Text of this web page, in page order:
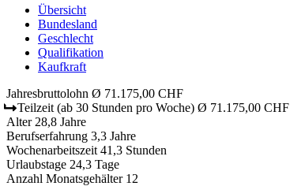
Übersicht
Bundesland
Geschlecht
Qualifikation
Kaufkraft
Jahresbruttolohn Ø 71.175,00 CHF
Teilzeit (ab 30 Stunden pro Woche) Ø 71.175,00 CHF
Alter 28,8 Jahre
Berufserfahrung 3,3 Jahre
Wochenarbeitszeit 41,3 Stunden
Urlaubstage 24,3 Tage
Anzahl Monatsgehälter 12